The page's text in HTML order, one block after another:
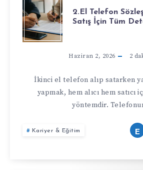
2.El Telefon
Satış İçin Tüm
Haziran 2, 2026 2
İkinci el telefon alıp satarken
yapmak, hem alıcı hem satıcı
yöntemdir.
Kariyer & Eğitim E